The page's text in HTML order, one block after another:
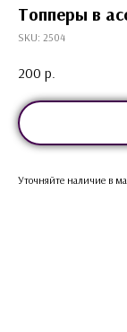
Топперы в
SKU: 2504
200 р.
Уточняйте наличие в